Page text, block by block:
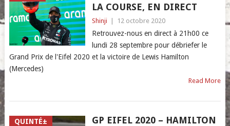
LA COURSE, EN DIRECT
Shinji 12 octobre 2020
Retrouvez-nous en direct à 21h00 ce
lundi 28 septembre pour débriefer le
Grand Prix de l'Eifel 2020 et la victoire de Lewis Hamilton
(Mercedes)
Read More
QUINTÉ±
GP EIFEL 2020 – HAMILTON